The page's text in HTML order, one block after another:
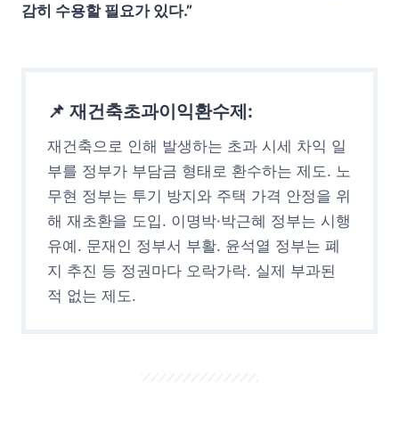
감히 수용할 필요가 있다.”
📌 재건축초과이익환수제:
재건축으로 인해 발생하는 초과 시세 차익 일
부를 정부가 부담금 형태로 환수하는 제도. 노
무현 정부는 투기 방지와 주택 가격 안정을 위
해 재초환을 도입. 이명박·박근혜 정부는 시행
유예. 문재인 정부서 부활. 윤석열 정부는 폐
지 추진 등 정권마다 오락가락. 실제 부과된
적 없는 제도.